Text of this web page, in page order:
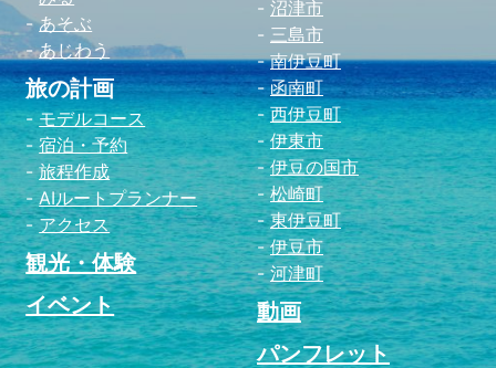
あそぶ
あじわう
旅の計画
モデルコース
宿泊・予約
旅程作成
AIルートプランナー
アクセス
観光・体験
イベント
沼津市
三島市
南伊豆町
函南町
西伊豆町
伊東市
伊豆の国市
松崎町
東伊豆町
伊豆市
河津町
動画
パンフレット